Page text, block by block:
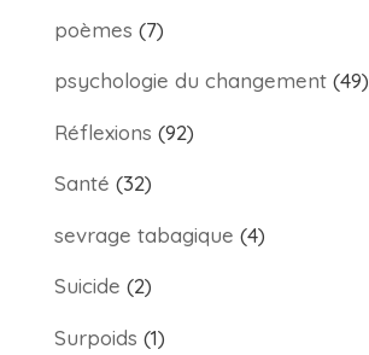
poèmes (7)
psychologie du changement(49)
Réflexions (92)
Santé (32)
sevrage tabagique (4)
Suicide (2)
Surpoids (1)